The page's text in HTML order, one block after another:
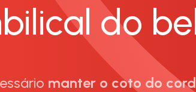
do
manter o coto do